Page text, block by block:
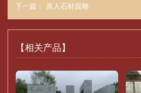
下一篇： 真人石材圆雕
【相关产品】